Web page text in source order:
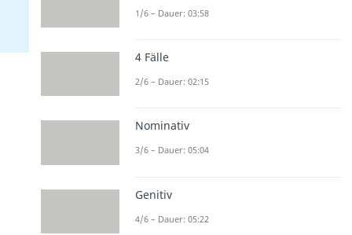
1/6 – Dauer: 03:58
4 Fälle
2/6 – Dauer: 02:15
Nominativ
3/6 – Dauer: 05:04
Genitiv
4/6 – Dauer: 05:22